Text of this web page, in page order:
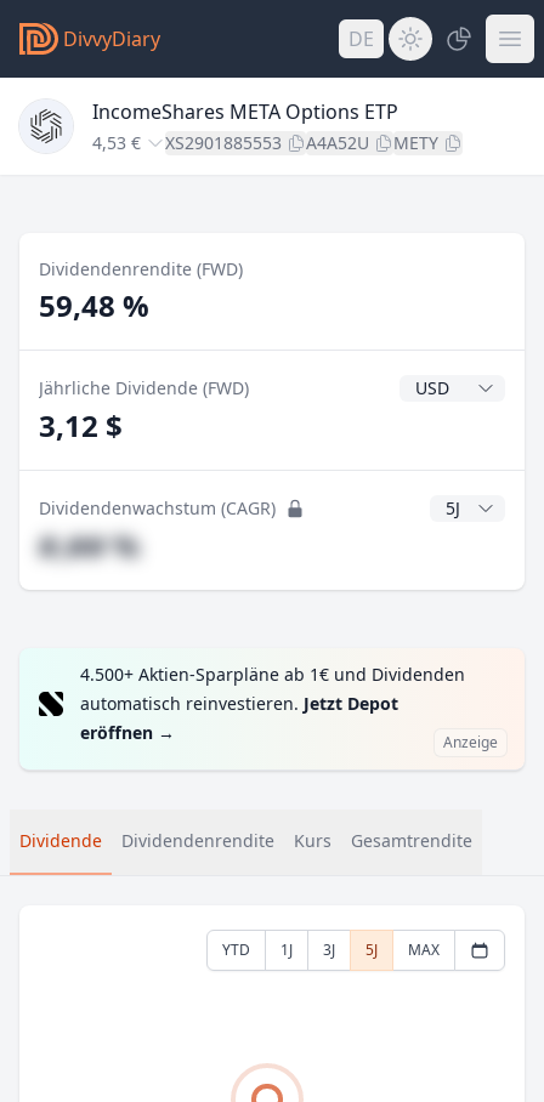
DivvyDiary DE
IncomeShares META Options ETP
4,53 € XS2901885553 A4A52U METY
Dividendenrendite (FWD)
59,48 %
Jährliche Dividende (FWD)
3,12 $
Dividendenwachstum (CAGR) CAGR Jahre
#,## %
4.500+ Aktien-Sparpläne ab 1€ und Dividenden
automatisch reinvestieren. Jetzt Depot
eröffnen → Anzeige
Dividende Dividendenrendite Kurs Gesamtrendite
YTD 1J 3J 5J MAX